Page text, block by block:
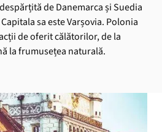
de Danemarca și Suedia
sa este Varșovia. Polonia
de oferit călătorilor, de la
la frumusețea naturală.